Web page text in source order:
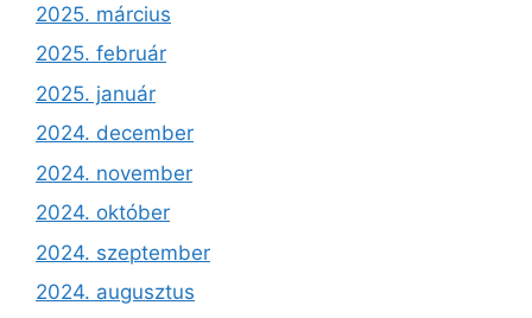
2025. március
2025. február
2025. január
2024. december
2024. november
2024. október
2024. szeptember
2024. augusztus